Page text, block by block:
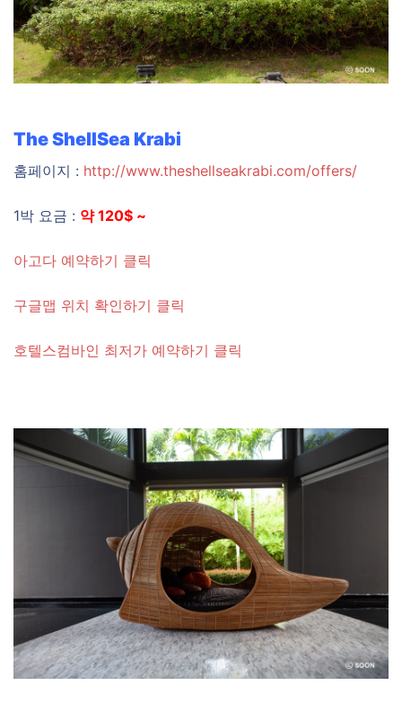
The ShellSea Krabi
홈페이지 : http://www.theshellseakrabi.com/offers/
1박 요금 : 약 120$ ~
아고다 예약하기 클릭
구글맵 위치 확인하기 클릭
호텔스컴바인 최저가 예약하기 클릭